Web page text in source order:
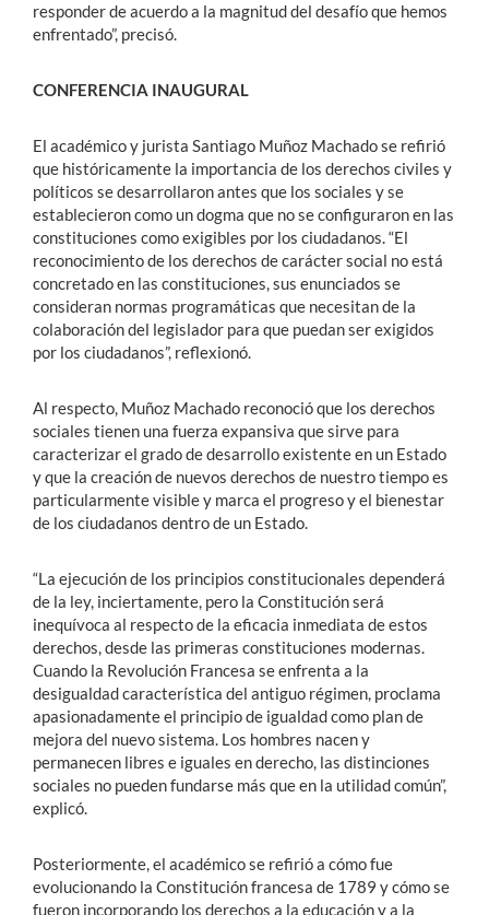
responder de acuerdo a la magnitud del desafío que hemos
enfrentado”, precisó.
CONFERENCIA INAUGURAL
El académico y jurista Santiago Muñoz Machado se refirió
que históricamente la importancia de los derechos civiles y
políticos se desarrollaron antes que los sociales y se
establecieron como un dogma que no se configuraron en las
constituciones como exigibles por los ciudadanos. “El
reconocimiento de los derechos de carácter social no está
concretado en las constituciones, sus enunciados se
consideran normas programáticas que necesitan de la
colaboración del legislador para que puedan ser exigidos
por los ciudadanos”, reflexionó.
Al respecto, Muñoz Machado reconoció que los derechos
sociales tienen una fuerza expansiva que sirve para
caracterizar el grado de desarrollo existente en un Estado
y que la creación de nuevos derechos de nuestro tiempo es
particularmente visible y marca el progreso y el bienestar
de los ciudadanos dentro de un Estado.
“La ejecución de los principios constitucionales dependerá
de la ley, inciertamente, pero la Constitución será
inequívoca al respecto de la eficacia inmediata de estos
derechos, desde las primeras constituciones modernas.
Cuando la Revolución Francesa se enfrenta a la
desigualdad característica del antiguo régimen, proclama
apasionadamente el principio de igualdad como plan de
mejora del nuevo sistema. Los hombres nacen y
permanecen libres e iguales en derecho, las distinciones
sociales no pueden fundarse más que en la utilidad común”,
explicó.
Posteriormente, el académico se refirió a cómo fue
evolucionando la Constitución francesa de 1789 y cómo se
fueron incorporando los derechos a la educación y a la